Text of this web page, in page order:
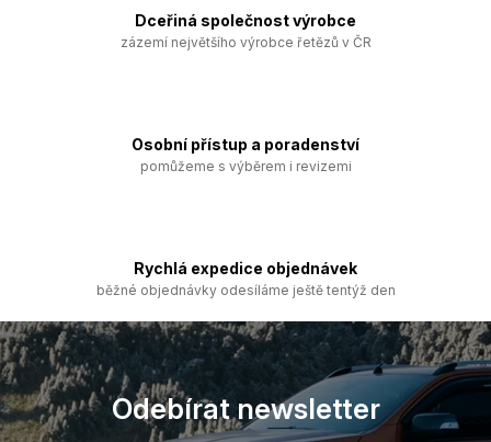
a
c
k
y
s
u
Dceřiná společnost výrobce
zázemí největšího výrobce řetězů v ČR
Osobní přístup a poradenství
pomůžeme s výběrem i revizemi
Rychlá expedice objednávek
běžné objednávky odesíláme ještě tentýž den
Z
á
p
a
t
Odebírat newsletter